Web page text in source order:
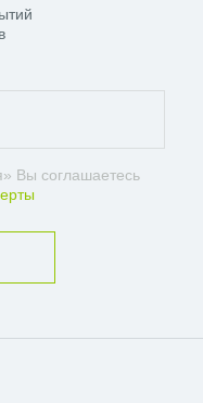
Вы соглашаетесь